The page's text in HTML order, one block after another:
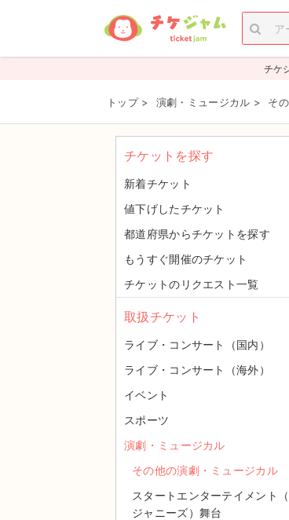
チケ
トップ > 演劇・ミュージカル > そ
チケットを探す
新着チケット
値下げしたチケット
都道府県からチケットを探す
もうすぐ開催のチケット
チケットのリクエスト一覧
取扱チケット
ライブ・コンサート（国内）
ライブ・コンサート（海外）
イベント
スポーツ
演劇・ミュージカル
その他の演劇・ミュージカル
スタートエンターテイメント
ジャニーズ）舞台